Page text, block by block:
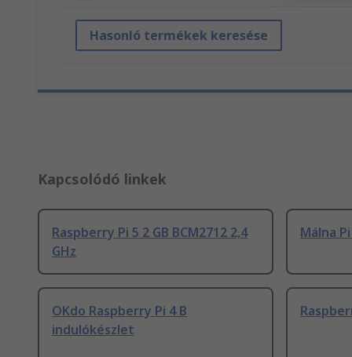
Hasonló termékek keresése
Kapcsolódó linkek
Raspberry Pi 5 2 GB BCM2712 2,4
GHz
Málna
OKdo Raspberry Pi 4 B
indulókészlet